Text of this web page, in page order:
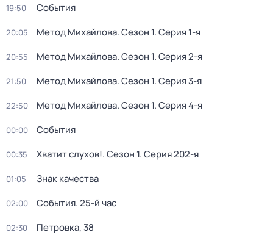
19:50 События
20:05 Метод Михайлова. Сезон 1. Серия 1-я
20:55 Метод Михайлова. Сезон 1. Серия 2-я
21:50 Метод Михайлова. Сезон 1. Серия 3-я
22:50 Метод Михайлова. Сезон 1. Серия 4-я
00:00 События
00:35 Хватит слухов!. Сезон 1. Серия 202-я
01:05 Знак качества
02:00 События. 25-й час
02:30 Петровка, 38